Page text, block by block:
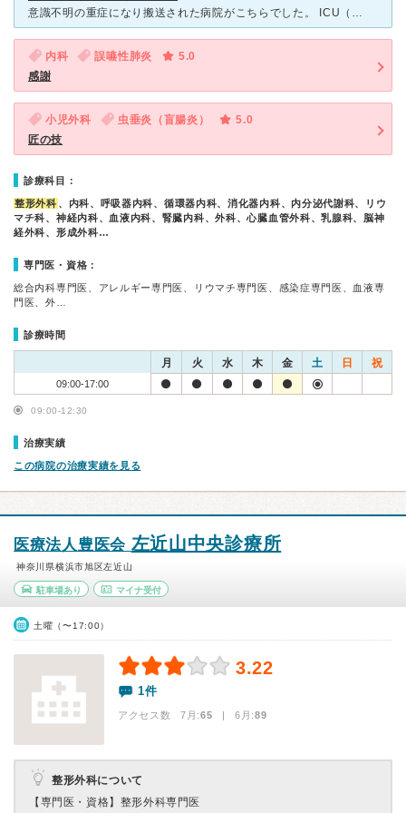
意識不明の重症になり搬送された病院がこちらでした。 ICU（人工呼吸器あり）→HCU→一般病棟と順調に回復していき死亡は避けられましたが、入院一ヶ月くらいの時に三次病院という理由で転院の話が来ました
内科 誤嚥性肺炎
5.0
感謝
小児外科 虫垂炎（盲腸炎）
5.0
匠の技
診療科目：
整形外科 、内科、呼吸器内科、循環器内科、消化器内科、内分泌代謝科、リウ
マチ科、神経内科、血液内科、腎臓内科、外科、心臓血管外科、乳腺科、脳神
経外科、形成外科…
専門医・資格：
総合内科専門医、アレルギー専門医、リウマチ専門医、感染症専門医、血液専
門医、外…
診療時間
月 火 水 木 金 土 日 祝
09:00-17:00
09:00-12:30
治療実績
この病院の治療実績を見る
医療法人豊医会 左近山中央診療所
神奈川県横浜市旭区左近山
駐車場あり マイナ受付
土曜（〜17:00）
3.22
1件
アクセス数 7月:65 | 6月:89
整形外科について
【専門医・資格】 整形外科専門医